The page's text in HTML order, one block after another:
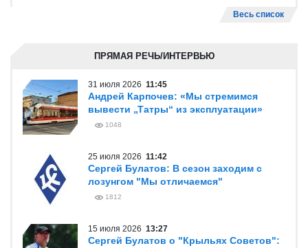
Весь список
ПРЯМАЯ РЕЧЬ/ИНТЕРВЬЮ
31 июля 2026 11:45
Андрей Карпочев: «Мы стремимся
вывести „Татры“ из эксплуатации»
1048
25 июля 2026 11:42
Сергей Булатов: В сезон заходим с
лозунгом "Мы отличаемся"
1812
15 июля 2026 13:27
Сергей Булатов о "Крыльях Советов":